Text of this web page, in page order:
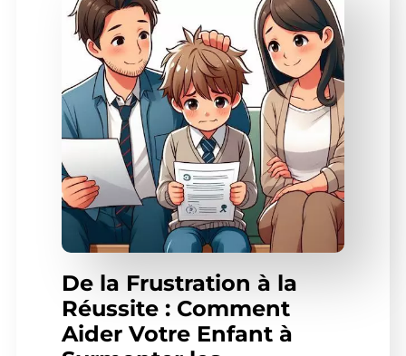
De la Frustration à la
Réussite : Comment
Aider Votre Enfant à